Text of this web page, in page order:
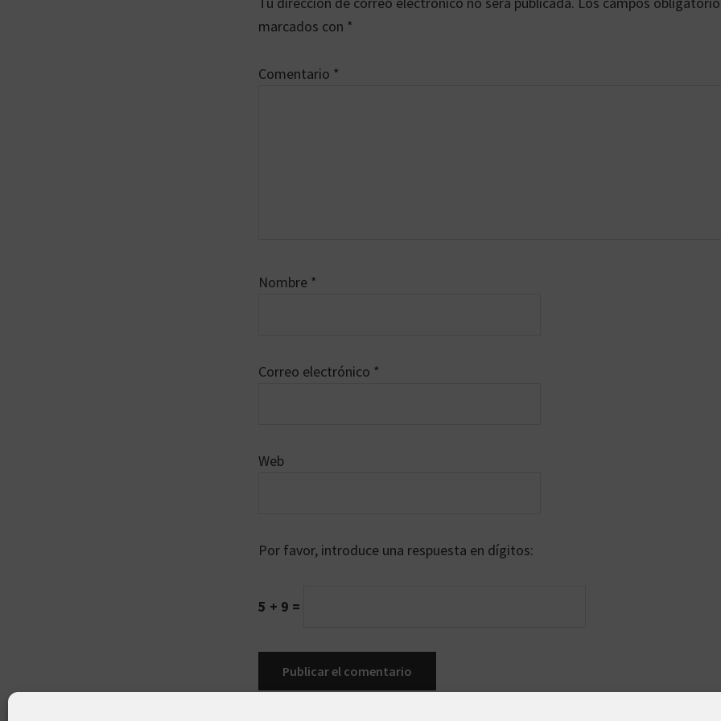
los
marcados con *
Comentario *
Nombre *
Correo electrónico *
Web
Por favor, introduce una respuesta en dígitos:
5 + 9 =